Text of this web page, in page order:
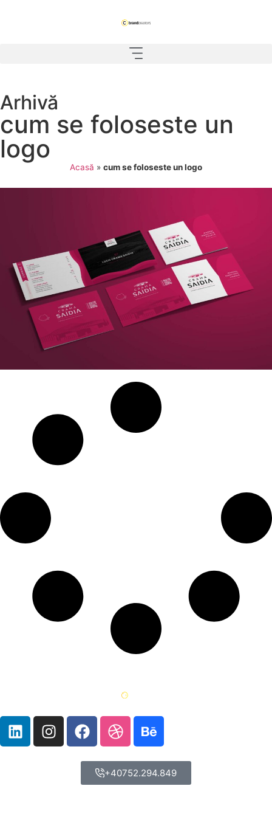
Arhivă
cum se foloseste un
logo
Acasă » cum se foloseste un logo
+40752.294.849